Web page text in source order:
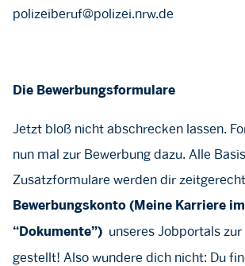
polizeiberuf@polizei.nrw.de
Die Bewerbungsformulare
Jetzt bloß nicht abschrecken lassen.
nun mal zur Bewerbung dazu. Alle
Zusatzformulare werden dir
Bewerbungskonto (Meine Karriere
“Dokumente”) unseres Jobportals zur
gestellt! Also wundere dich nicht: Du